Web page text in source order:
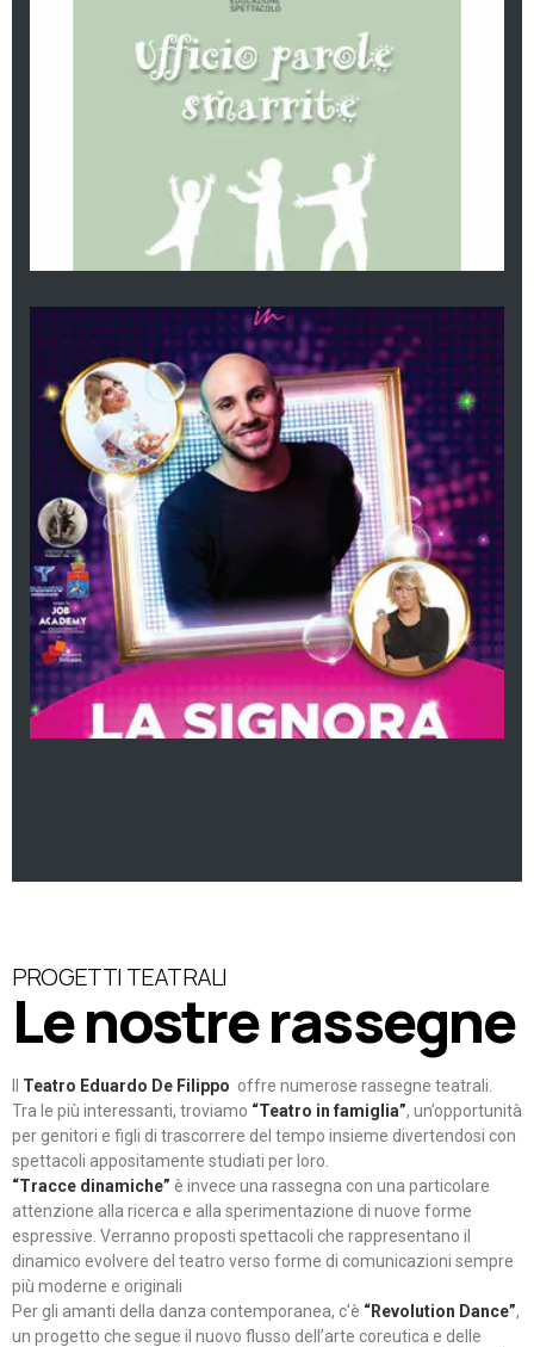
PROGETTI TEATRALI
Le nostre rassegne
Teatro Eduardo De Filippo offre numerose rassegne teatrali.
Tra le più interessanti, troviamo “Teatro in famiglia”, un’opportunità
per genitori e figli di trascorrere del tempo insieme divertendosi con
spettacoli appositamente studiati per loro.
“Tracce dinamiche” è invece una rassegna con una particolare
attenzione alla ricerca e alla sperimentazione di nuove forme
espressive. Verranno proposti spettacoli che rappresentano il
dinamico evolvere del teatro verso forme di comunicazioni sempre
più moderne e originali
Per gli amanti della danza contemporanea, c’è “Revolution Dance”,
un progetto che segue il nuovo flusso dell’arte coreutica e delle